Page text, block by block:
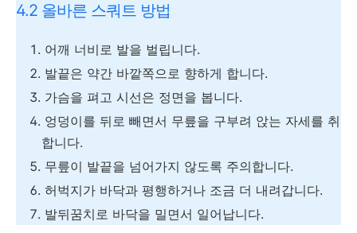
4.2 올바른 스쿼트 방법
어깨 너비로 발을 벌립니다.
발끝은 약간 바깥쪽으로 향하게 합니다.
가슴을 펴고 시선은 정면을 봅니다.
엉덩이를 뒤로 빼면서 무릎을 구부려 앉는 자세를 취
합니다.
무릎이 발끝을 넘어가지 않도록 주의합니다.
허벅지가 바닥과 평행하거나 조금 더 내려갑니다.
발뒤꿈치로 바닥을 밀면서 일어납니다.